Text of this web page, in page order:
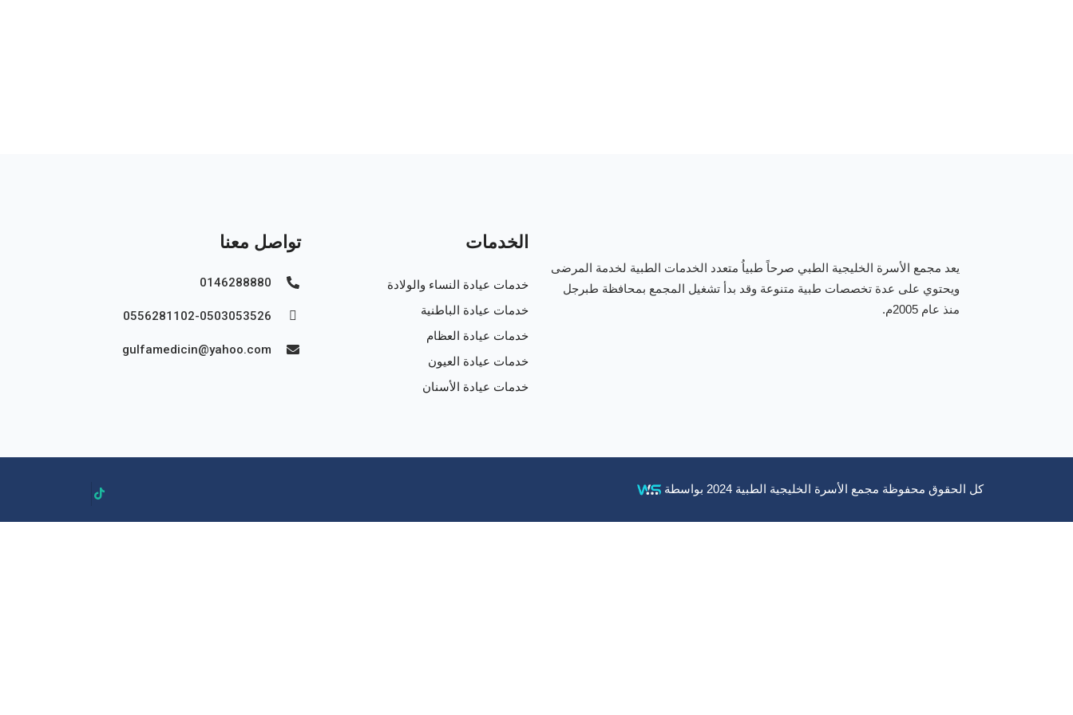
يعد مجمع الأسرة الخليجية الطبي صرحاً طبياُ متعدد الخدمات الطبية لخدمة المرضى
ويحتوي على عدة تخصصات طبية متنوعة وقد بدأ تشغيل المجمع بمحافظة طبرجل
منذ عام 2005م.
الخدمات
خدمات عيادة النساء والولادة
خدمات عيادة الباطنية
خدمات عيادة العظام
خدمات عيادة العيون
خدمات عيادة الأسنان
تواصل معنا
0146288880
0556281102-0503053526
gulfamedicin@yahoo.com
كل الحقوق محفوظة مجمع الأسرة الخليجية الطبية 2024 بواسطة